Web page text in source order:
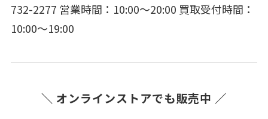
732-2277 営業時間：10:00～20:00 買取受付時間：
10:00～19:00
＼ オンラインストアでも販売中 ／